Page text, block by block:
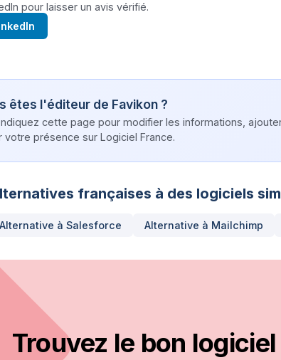
pour laisser un avis vérifié.
êtes l'éditeur de Favikon ?
cette page pour modifier les informations,
votre présence sur Logiciel France.
françaises à des logiciels
Alternative à Salesforce Alternative à Mailchimp
Trouvez le bon